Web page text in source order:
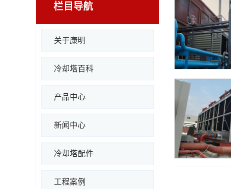
栏目导航
关于康明
冷却塔百科
产品中心
新闻中心
冷却塔配件
工程案例